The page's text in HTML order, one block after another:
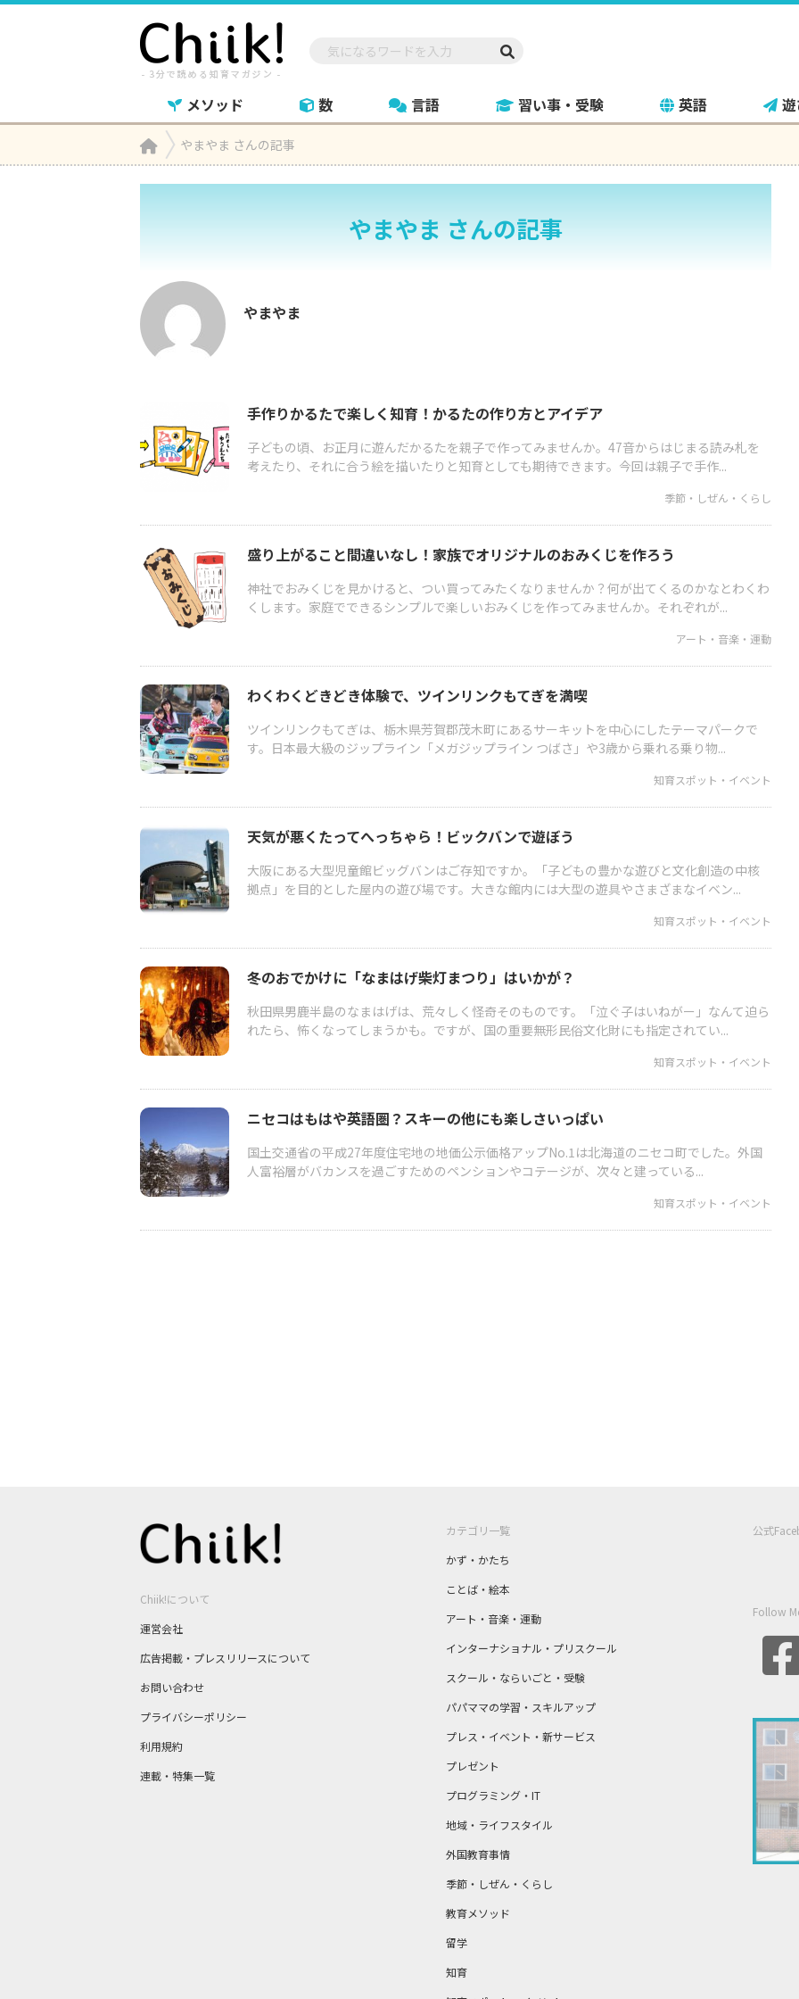
メソッド 数 言語 習い事・受験 英語
Homeやまやま さんの記事
やまやま さんの記事
やまやま
手作りかるたで楽しく知育！かるたの作り方とアイデア
子どもの頃、お正月に遊んだかるたを親子で作ってみませんか。47音からはじまる読み札を
考えたり、それに合う絵を描いたりと知育としても期待できます。今回は親子で手作...
季節・しぜん・くらし
盛り上がること間違いなし！家族でオリジナルのおみくじを作ろう
神社でおみくじを見かけると、つい買ってみたくなりませんか？何が出てくるのかなとわくわ
くします。家庭でできるシンプルで楽しいおみくじを作ってみませんか。それぞれが...
アート・音楽・運動
わくわくどきどき体験で、ツインリンクもてぎを満喫
ツインリンクもてぎは、栃木県芳賀郡茂木町にあるサーキットを中心にしたテーマパークで
す。日本最大級のジップライン「メガジップライン つばさ」や3歳から乗れる乗り物...
知育スポット・イベント
天気が悪くたってへっちゃら！ビックバンで遊ぼう
大阪にある大型児童館ビッグバンはご存知ですか。「子どもの豊かな遊びと文化創造の中核
拠点」を目的とした屋内の遊び場です。大きな館内には大型の遊具やさまざまなイベン...
知育スポット・イベント
冬のおでかけに「なまはげ柴灯まつり」はいかが？
秋田県男鹿半島のなまはげは、荒々しく怪奇そのものです。「泣ぐ子はいねがー」なんて迫ら
れたら、怖くなってしまうかも。ですが、国の重要無形民俗文化財にも指定されてい...
知育スポット・イベント
ニセコはもはや英語圏？スキーの他にも楽しさいっぱい
国土交通省の平成27年度住宅地の地価公示価格アップNo.1は北海道のニセコ町でした。外国
人富裕層がバカンスを過ごすためのペンションやコテージが、次々と建っている...
知育スポット・イベント
Chiik!について
運営会社
広告掲載・プレスリリースについて
お問い合わせ
プライバシーポリシー
利用規約
連載・特集一覧
カテゴリ一覧
かず・かたち
ことば・絵本
アート・音楽・運動
インターナショナル・プリスクール
スクール・ならいごと・受験
パパママの学習・スキルアップ
プレス・イベント・新サービス
プレゼント
プログラミング・IT
地域・ライフスタイル
外国教育事情
季節・しぜん・くらし
教育メソッド
留学
知育
公式
Follow